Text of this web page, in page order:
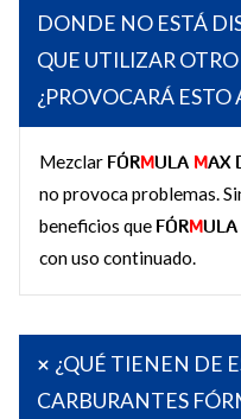
DONDE NO ESTÁ
QUE UTILIZAR
¿PROVOCARÁ
Mezclar FÓRMULA MAX
no provoca problemas.
beneficios que FÓRMULA
con uso continuado.
¿QUÉ TIENEN DE
CARBURANTES